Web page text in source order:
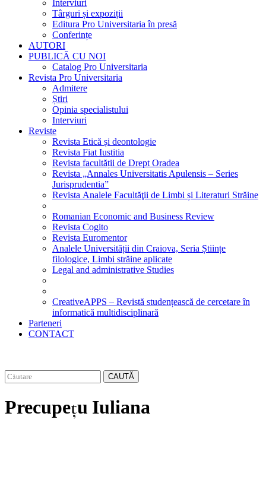
Interviuri
Târguri și expoziții
Editura Pro Universitaria în presă
Conferințe
AUTORI
PUBLICĂ CU NOI
Catalog Pro Universitaria
Revista Pro Universitaria
Admitere
Știri
Opinia specialistului
Interviuri
Reviste
Revista Etică și deontologie
Revista Fiat Iustitia
Revista facultății de Drept Oradea
Revista „Annales Universitatis Apulensis – Series
Jurisprudentia”
Revista Analele Facultăţii de Limbi și Literaturi Străine
Romanian Economic and Business Review
Revista Cogito
Revista Euromentor
Analele Universității din Craiova, Seria Științe
filologice, Limbi străine aplicate
Legal and administrative Studies
CreativeAPPS – Revistă studențească de cercetare în
informatică multidisciplinară
Parteneri
CONTACT
CAUTĂ
Precupețu Iuliana